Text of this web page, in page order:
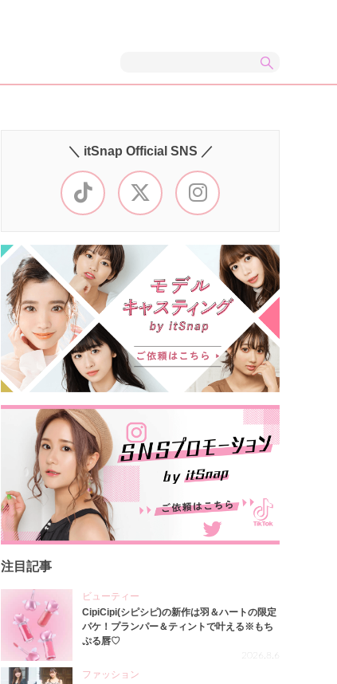
＼ itSnap Official SNS ／
注目記事
ビューティー
CipiCipi(シピシピ)の新作は羽＆ハートの限定
パケ！プランパー＆ティントで叶える※もち
ぷる唇♡
2026.8.6
ファッション